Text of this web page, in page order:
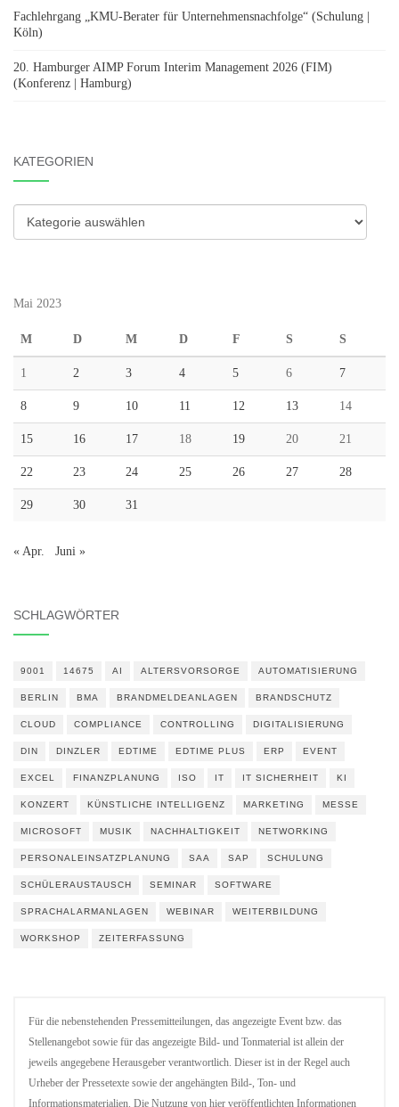
Fachlehrgang „KMU-Berater für Unternehmensnachfolge“ (Schulung |
Köln)
20. Hamburger AIMP Forum Interim Management 2026 (FIM)
(Konferenz | Hamburg)
KATEGORIEN
Kategorien
Mai 2023
M D M D F S S
1 2 3 4 5 6 7
8 9 10 11 12 13 14
15 16 17 18 19 20 21
22 23 24 25 26 27 28
29 30 31
« Apr. Juni »
SCHLAGWÖRTER
9001 14675 AI ALTERSVORSORGE AUTOMATISIERUNG
BERLIN BMA BRANDMELDEANLAGEN BRANDSCHUTZ
CLOUD COMPLIANCE CONTROLLING DIGITALISIERUNG
DIN DINZLER EDTIME EDTIME PLUS ERP EVENT
EXCEL FINANZPLANUNG ISO IT IT SICHERHEIT KI
KONZERT KÜNSTLICHE INTELLIGENZ MARKETING MESSE
MICROSOFT MUSIK NACHHALTIGKEIT NETWORKING
PERSONALEINSATZPLANUNG SAA SAP SCHULUNG
SCHÜLERAUSTAUSCH SEMINAR SOFTWARE
SPRACHALARMANLAGEN WEBINAR WEITERBILDUNG
WORKSHOP ZEITERFASSUNG
Für die nebenstehenden Pressemitteilungen, das angezeigte Event bzw. das
Stellenangebot sowie für das angezeigte Bild- und Tonmaterial ist allein der
jeweils angegebene Herausgeber verantwortlich. Dieser ist in der Regel auch
Urheber der Pressetexte sowie der angehängten Bild-, Ton- und
Informationsmaterialien. Die Nutzung von hier veröffentlichten Informationen